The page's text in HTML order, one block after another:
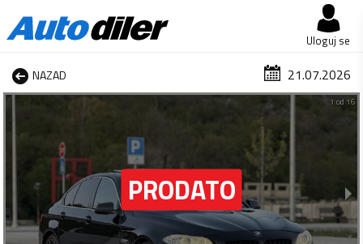
Uloguj se
NAZAD 21.07.2026
1 od 16